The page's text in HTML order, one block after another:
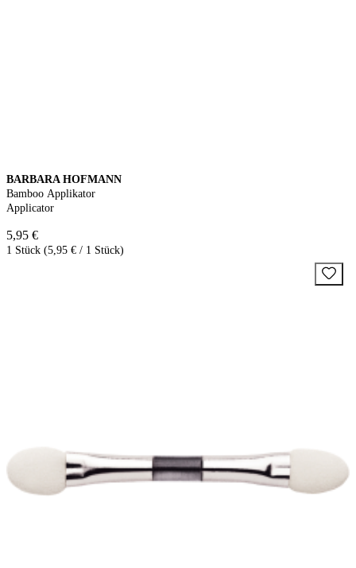
BARBARA HOFMANN
Bamboo Applikator
Applicator
5,95 €
1 Stück (5,95 € / 1 Stück)